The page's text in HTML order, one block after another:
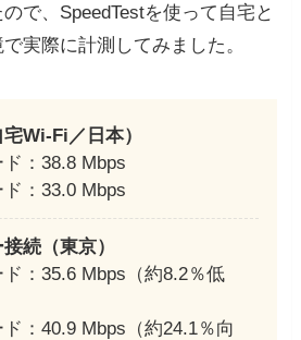
で、SpeedTestを使って自宅と
実際に計測してみました。
Wi-Fi／日本）
：38.8 Mbps
：33.0 Mbps
続（東京）
：35.6 Mbps（約8.2％低
：40.9 Mbps（約24.1％向